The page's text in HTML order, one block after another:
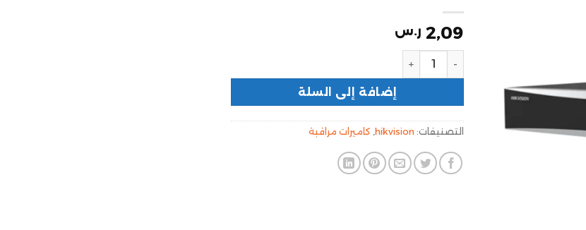
2,09 ر.س
إضافة إلى السلة
التصنيفات: hikvision كاميرات مراقبة